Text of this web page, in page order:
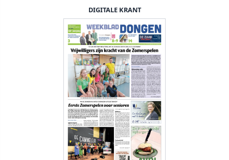
DIGITALE KRANT